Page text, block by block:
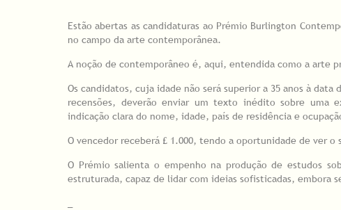
Estão abertas as candidaturas ao Prémio Burlington
no campo da arte contemporânea.
A noção de contemporâneo é, aqui, entendida como a arte
Os candidatos, cuja idade não será superior a 35 anos à
recensões, deverão enviar um texto inédito sobre uma
indicação clara do nome, idade, país de residência e
O vencedor receberá £ 1.000, tendo a oportunidade de ver
O Prémio salienta o empenho na produção de estudos
estruturada, capaz de lidar com ideias sofisticadas, embora